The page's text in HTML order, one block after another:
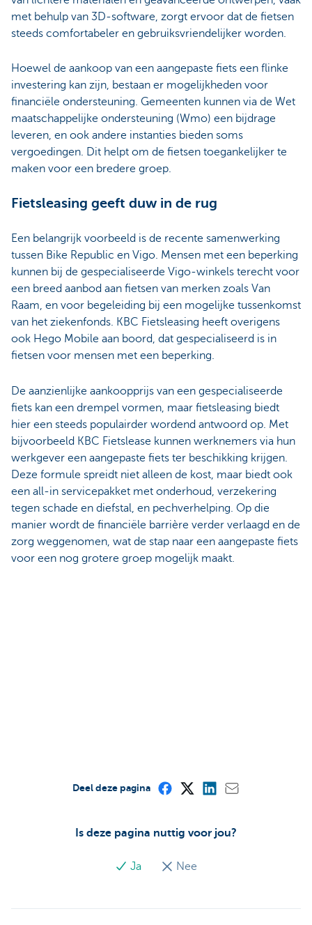
met behulp van 3D-software, zorgt ervoor dat de fietsen
steeds comfortabeler en gebruiksvriendelijker worden.
Hoewel de aankoop van een aangepaste fiets een flinke
investering kan zijn, bestaan er mogelijkheden voor
financiële ondersteuning. Gemeenten kunnen via de Wet
maatschappelijke ondersteuning (Wmo) een bijdrage
leveren, en ook andere instanties bieden soms
vergoedingen. Dit helpt om de fietsen toegankelijker te
maken voor een bredere groep.
Fietsleasing geeft duw in de rug
Een belangrijk voorbeeld is de recente samenwerking
tussen Bike Republic en Vigo. Mensen met een beperking
kunnen bij de gespecialiseerde Vigo-winkels terecht voor
een breed aanbod aan fietsen van merken zoals Van
Raam, en voor begeleiding bij een mogelijke tussenkomst
van het ziekenfonds. KBC Fietsleasing heeft overigens
ook Hego Mobile aan boord, dat gespecialiseerd is in
fietsen voor mensen met een beperking.
De aanzienlijke aankoopprijs van een gespecialiseerde
fiets kan een drempel vormen, maar fietsleasing biedt
hier een steeds populairder wordend antwoord op. Met
bijvoorbeeld KBC Fietslease kunnen werknemers via hun
werkgever een aangepaste fiets ter beschikking krijgen.
Deze formule spreidt niet alleen de kost, maar biedt ook
een all-in servicepakket met onderhoud, verzekering
tegen schade en diefstal, en pechverhelping. Op die
manier wordt de financiële barrière verder verlaagd en de
zorg weggenomen, wat de stap naar een aangepaste fiets
voor een nog grotere groep mogelijk maakt.
Is deze pagina nuttig voor jou?
Ja Nee
Deel deze pagina